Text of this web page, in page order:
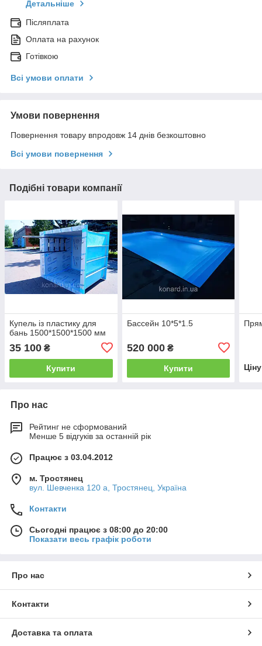
Детальніше
Післяплата
Оплата на рахунок
Готівкою
Всі умови оплати
Умови повернення
Повернення товару впродовж 14 днів безкоштовно
Всі умови повернення
Подібні товари компанії
Купель із пластику для
бань 1500*1500*1500 мм
35 100 ₴
Купити
Бассейн 10*5*1.5
520 000₴
Купити
Про нас
Рейтинг не сформований
Менше 5 відгуків за останній рік
Працює з 03.04.2012
м. Тростянец
вул. Шевченка 120 а, Тростянец, Україна
Контакти
Сьогодні працює з 08:00 до 20:00
Показати весь графік роботи
Про нас
Контакти
Доставка та оплата